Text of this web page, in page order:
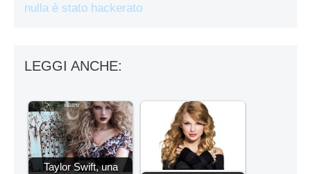
nulla è stato hackerato
LEGGI ANCHE:
Taylor Swift, una